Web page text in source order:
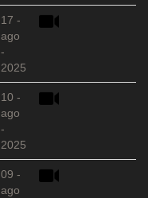
17 -
ago
-
2025
10 -
ago
-
2025
09 -
ago